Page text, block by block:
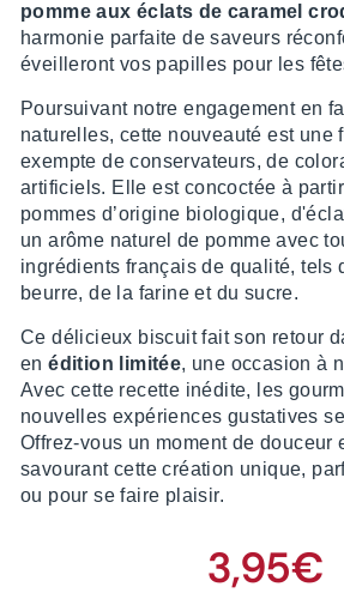
pomme aux éclats de caramel
harmonie parfaite de saveurs
éveilleront vos papilles pour les
Poursuivant notre engagement en
naturelles, cette nouveauté est une
exempte de conservateurs, de
artificiels. Elle est concoctée à
pommes d’origine biologique,
un arôme naturel de pomme avec
ingrédients français de qualité, tels
beurre, de la farine et du sucre.
Ce délicieux biscuit fait son retour
enédition limitée, une occasion à
Avec cette recette inédite, les
nouvelles expériences gustatives
Offrez-vous un moment de douceur
savourant cette création unique,
ou pour se faire plaisir.
Prix
régulier
3,95€